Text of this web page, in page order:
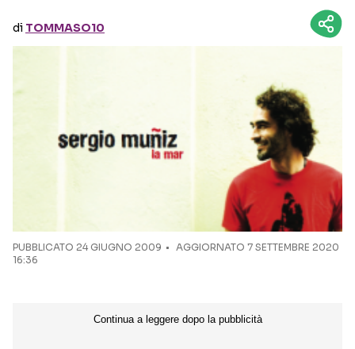
di TOMMASO10
PUBBLICATO 24 GIUGNO 2009
AGGIORNATO 7 SETTEMBRE 2020
16:36